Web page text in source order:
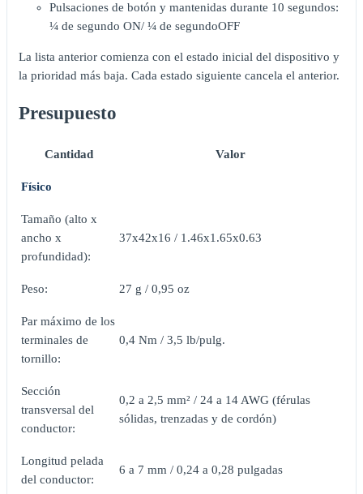
Pulsaciones de botón y mantenidas durante 10 segundos:
¼ de segundo ON/ ¼ de segundoOFF
La lista anterior comienza con el estado inicial del dispositivo y
la prioridad más baja. Cada estado siguiente cancela el anterior.
Presupuesto
Cantidad Valor
Físico
Tamaño (alto x
ancho x
profundidad):
37x42x16 / 1.46x1.65x0.63
Peso: 27 g / 0,95 oz
Par máximo de los
terminales de
tornillo:
0,4 Nm / 3,5 lb/pulg.
Sección
transversal del
conductor:
0,2 a 2,5 mm² / 24 a 14 AWG (férulas
sólidas, trenzadas y de cordón)
Longitud pelada
del conductor:
6 a 7 mm / 0,24 a 0,28 pulgadas